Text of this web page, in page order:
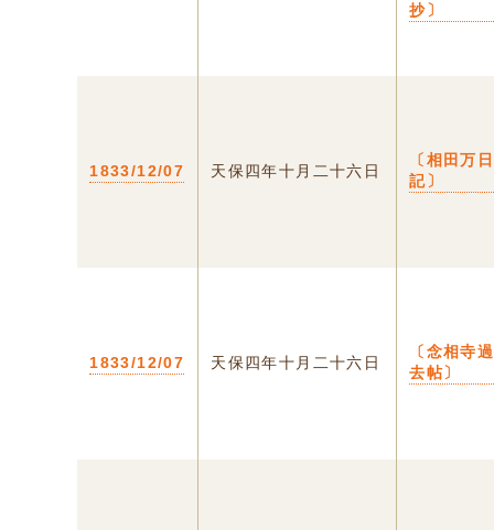
抄〕
1833/12/07 天保四年十月二十六日
〔相田万日
記〕
1833/12/07 天保四年十月二十六日
〔念相寺過
去帖〕